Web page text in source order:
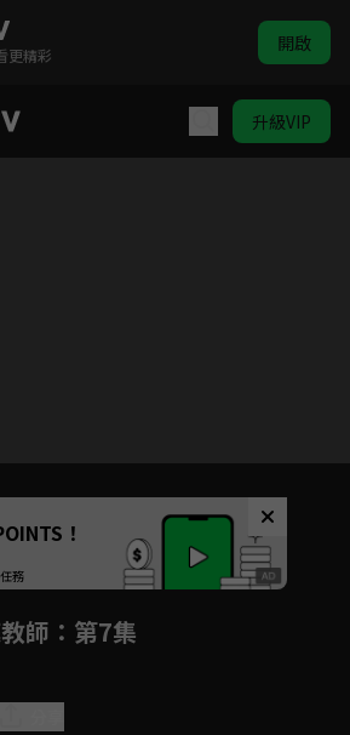
更精彩 開啟
升級VIP
見諒
！
務
師 ：第7集